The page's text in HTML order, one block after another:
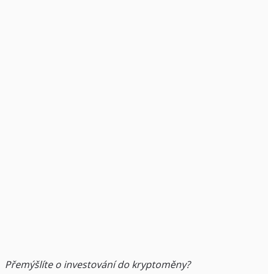
Přemýšlíte o investování do kryptoměny?